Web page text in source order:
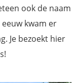
ook de naam
kwam er
Je bezoekt hier